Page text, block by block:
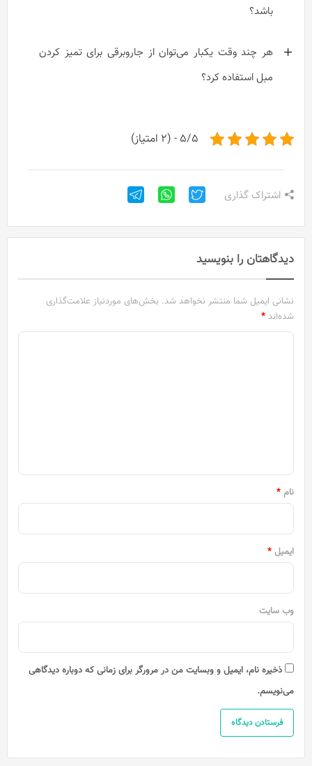
باشد؟
هر چند وقت یکبار می‌توان از جاروبرقی برای تمیز کردن
مبل استفاده کرد؟
5/5 - (2 امتیاز)
اشتراک گذاری
دیدگاهتان را بنویسید
نشانی ایمیل شما منتشر نخواهد شد. بخش‌های موردنیاز علامت‌گذاری
شده‌اند *
نام *
ایمیل *
وب‌ سایت
ذخیره نام، ایمیل و وبسایت من در مرورگر برای زمانی که دوباره دیدگاهی
می‌نویسم.